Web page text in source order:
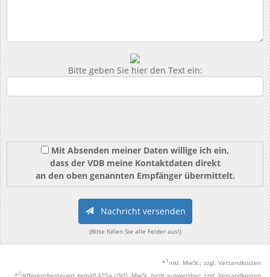
Bitte geben Sie hier den Text ein:
Mit Absenden meiner Daten willige ich ein,
dass der VDB meine Kontaktdaten direkt
an den oben genannten Empfänger übermittelt.
Nachricht versenden
(Bitte füllen Sie alle Felder aus!)
* 1 inkl. MwSt.; zzgl. Versandkosten
*2differenzbesteuert gemäß §25a UStG.;MwSt. nicht ausweisbar; zzgl. Versandkosten